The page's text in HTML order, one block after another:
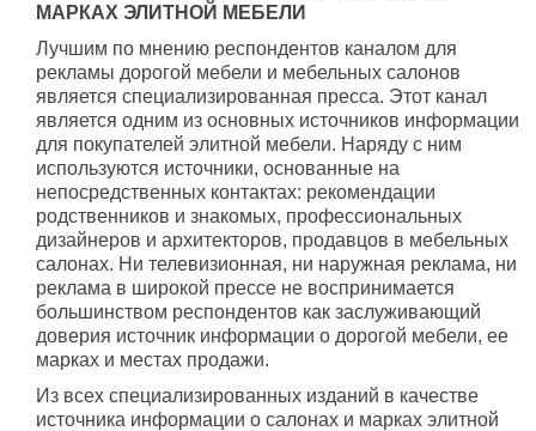
МАРКАХ ЭЛИТНОЙ МЕБЕЛИ
Лучшим по мнению респондентов каналом для
рекламы дорогой мебели и мебельных салонов
является специализированная пресса. Этот канал
является одним из основных источников информации
для покупателей элитной мебели. Наряду с ним
используются источники, основанные на
непосредственных контактах: рекомендации
родственников и знакомых, профессиональных
дизайнеров и архитекторов, продавцов в мебельных
салонах. Ни телевизионная, ни наружная реклама, ни
реклама в широкой прессе не воспринимается
большинством респондентов как заслуживающий
доверия источник информации о дорогой мебели, ее
марках и местах продажи.
Из всех специализированных изданий в качестве
источника информации о салонах и марках элитной